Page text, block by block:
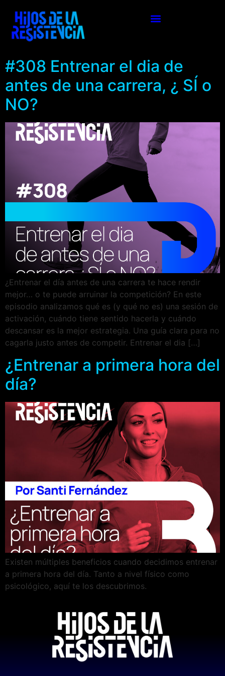
#308 Entrenar el dia de
antes de una carrera, ¿ SÍ o
NO?
¿Entrenar el día antes de una carrera te hace rendir
mejor… o te puede arruinar la competición? En este
episodio analizamos qué es (y qué no es) una sesión de
activación, cuándo tiene sentido hacerla y cuándo
descansar es la mejor estrategia. Una guía clara para no
cagarla justo antes de competir. Entrenar el dia […]
¿Entrenar a primera hora del
día?
Existen múltiples beneficios cuando decidimos entrenar
a primera hora del día. Tanto a nivel físico como
psicológico, aquí te los descubrimos.